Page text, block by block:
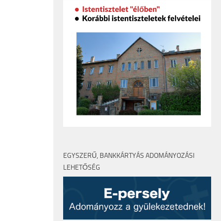
EGYSZERŰ, BANKKÁRTYÁS ADOMÁNYOZÁSI
LEHETŐSÉG